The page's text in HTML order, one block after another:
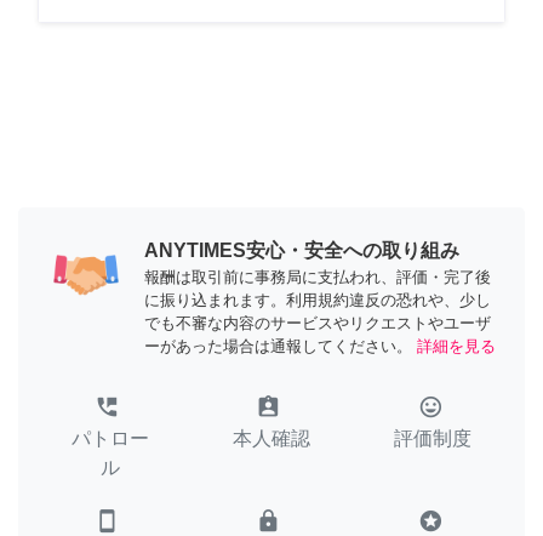
ANYTIMES安心・安全への取り組み
報酬は取引前に事務局に支払われ、評価・完了後
に振り込まれます。利用規約違反の恐れや、少し
でも不審な内容のサービスやリクエストやユーザ
ーがあった場合は通報してください。
詳細を見る
perm_phone_msg
パトロー
ル
assignment_ind
本人確認
tag_faces
評価制度
smartphone lock stars